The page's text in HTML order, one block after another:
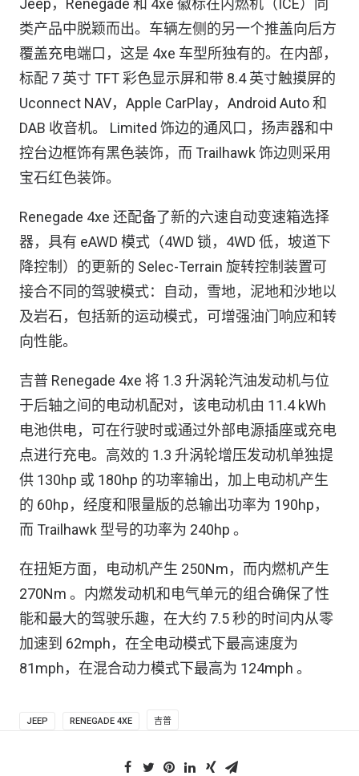
Jeep，Renegade 和 4xe 徽标在内燃机（ICE）同
类产品中脱颖而出。车辆左侧的另一个推盖向后方
覆盖充电端口，这是 4xe 车型所独有的。在内部，
标配 7 英寸 TFT 彩色显示屏和带 8.4 英寸触摸屏的
Uconnect NAV，Apple CarPlay，Android Auto 和
DAB 收音机。 Limited 饰边的通风口，扬声器和中
控台边框饰有黑色装饰，而 Trailhawk 饰边则采用
宝石红色装饰。
Renegade 4xe 还配备了新的六速自动变速箱选择
器，具有 eAWD 模式（4WD 锁，4WD 低，坡道下
降控制）的更新的 Selec-Terrain 旋转控制装置可
接合不同的驾驶模式：自动，雪地，泥地和沙地以
及岩石，包括新的运动模式，可增强油门响应和转
向性能。
吉普 Renegade 4xe 将 1.3 升涡轮汽油发动机与位
于后轴之间的电动机配对，该电动机由 11.4 kWh
电池供电，可在行驶时或通过外部电源插座或充电
点进行充电。高效的 1.3 升涡轮增压发动机单独提
供 130hp 或 180hp 的功率输出，加上电动机产生
的 60hp，经度和限量版的总输出功率为 190hp，
而 Trailhawk 型号的功率为 240hp 。
在扭矩方面，电动机产生 250Nm，而内燃机产生
270Nm 。内燃发动机和电气单元的组合确保了性
能和最大的驾驶乐趣，在大约 7.5 秒的时间内从零
加速到 62mph，在全电动模式下最高速度为
81mph，在混合动力模式下最高为 124mph 。
JEEP RENEGADE 4XE 吉普